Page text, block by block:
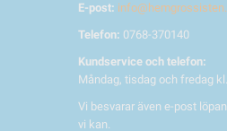
E-post:
Telefon: 0768-370140
Kundservice och telefon:
Måndag, tisdag och fredag
Vi besvarar även e-post
vi kan.